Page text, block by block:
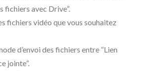
fichiers avec Drive”.
fichiers vidéo que vous souhaitez
d’envoi des fichiers entre “Lien
jointe”.